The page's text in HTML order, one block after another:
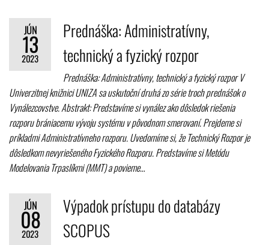
JÚN
13
2023
Prednáška: Administratívny,
technický a fyzický rozpor
Prednáška: Administratívny, technický a fyzický rozpor V
Univerzitnej knižnici UNIZA sa uskutoční druhá zo série troch prednášok o
Vynálezcovstve. Abstrakt: Predstavíme si vynález ako dôsledok riešenia
rozporu brániacemu vývoju systému v pôvodnom smerovaní. Prejdeme si
príkladmi Administratívneho rozporu. Uvedomíme si, že Technický Rozpor je
dôsledkom nevyriešeného Fyzického Rozporu. Predstavíme si Metódu
Modelovania Trpaslíkmi (MMT) a povieme…
JÚN
08
2023
Výpadok prístupu do databázy
SCOPUS